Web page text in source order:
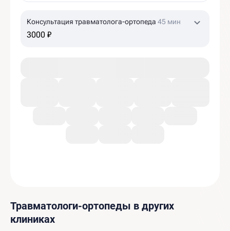
Консультация травматолога-ортопеда 45 мин
3000 ₽
Травматологи-ортопеды в других
клиниках